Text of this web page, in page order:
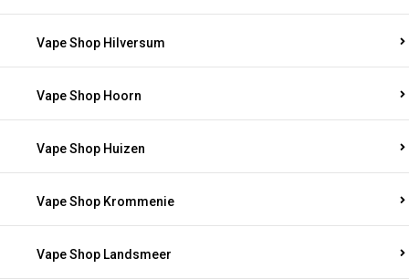
Vape Shop Hilversum
Vape Shop Hoorn
Vape Shop Huizen
Vape Shop Krommenie
Vape Shop Landsmeer